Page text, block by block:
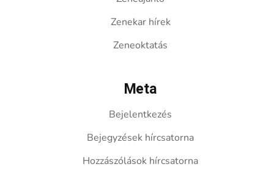
Zenekar hírek
Zeneoktatás
Meta
Bejelentkezés
Bejegyzések hírcsatorna
Hozzászólások hírcsatorna